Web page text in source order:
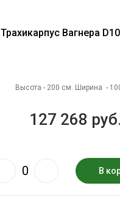
Трахикарпус Вагнера
Высота - 200 см. Ширина -
127 268 руб.
В